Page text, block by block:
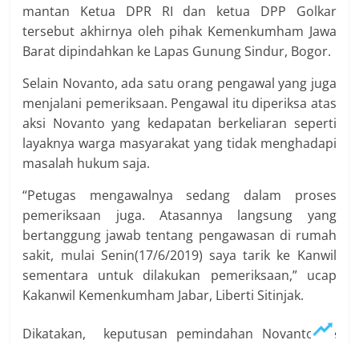
mantan Ketua DPR RI dan ketua DPP Golkar
tersebut akhirnya oleh pihak Kemenkumham Jawa
Barat dipindahkan ke Lapas Gunung Sindur, Bogor.
Selain Novanto, ada satu orang pengawal yang juga
menjalani pemeriksaan. Pengawal itu diperiksa atas
aksi Novanto yang kedapatan berkeliaran seperti
layaknya warga masyarakat yang tidak menghadapi
masalah hukum saja.
“Petugas mengawalnya sedang dalam proses
pemeriksaan juga. Atasannya langsung yang
bertanggung jawab tentang pengawasan di rumah
sakit, mulai Senin(17/6/2019) saya tarik ke Kanwil
sementara untuk dilakukan pemeriksaan,” ucap
Kakanwil Kemenkumham Jabar, Liberti Sitinjak.
Dikatakan, keputusan pemindahan Novanto ke